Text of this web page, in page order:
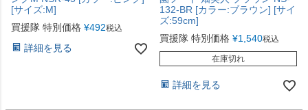
[サイズ:M]
買援隊 特別価格 ¥492税込
詳細を見る
132-BR [カラー:ブラウン] [サイ
ズ:59cm]
買援隊 特別価格 ¥1,540税込
在庫切れ
詳細を見る